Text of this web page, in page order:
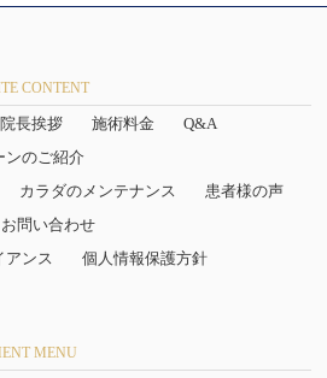
CONTENT
院長挨拶 施術料金
Q&A
ンのご紹介
カラダのメンテナンス
患者様の声
お問い合わせ
アンス
個人情報保護方針
MENU